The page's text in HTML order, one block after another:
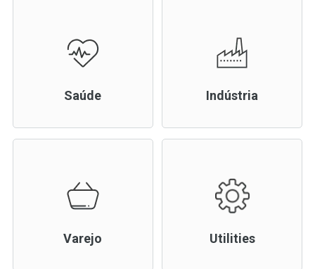
Saúde Indústria
Varejo Utilities